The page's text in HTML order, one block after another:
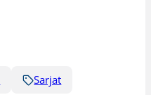
Sarjat